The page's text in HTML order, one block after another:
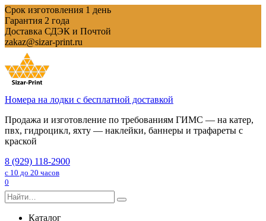
Перейти
к
содержанию
Срок изготовления 1 день
Гарантия 2 года
Доставка СДЭК и Почтой
zakaz@sizar-print.ru
Номера на лодки с бесплатной доставкой
Продажа и изготовление по требованиям ГИМС — на катер,
пвх, гидроцикл, яхту — наклейки, баннеры и трафареты с
краской
8 (929) 118-2900
с 10 до 20 часов
0
Search
for:
Каталог